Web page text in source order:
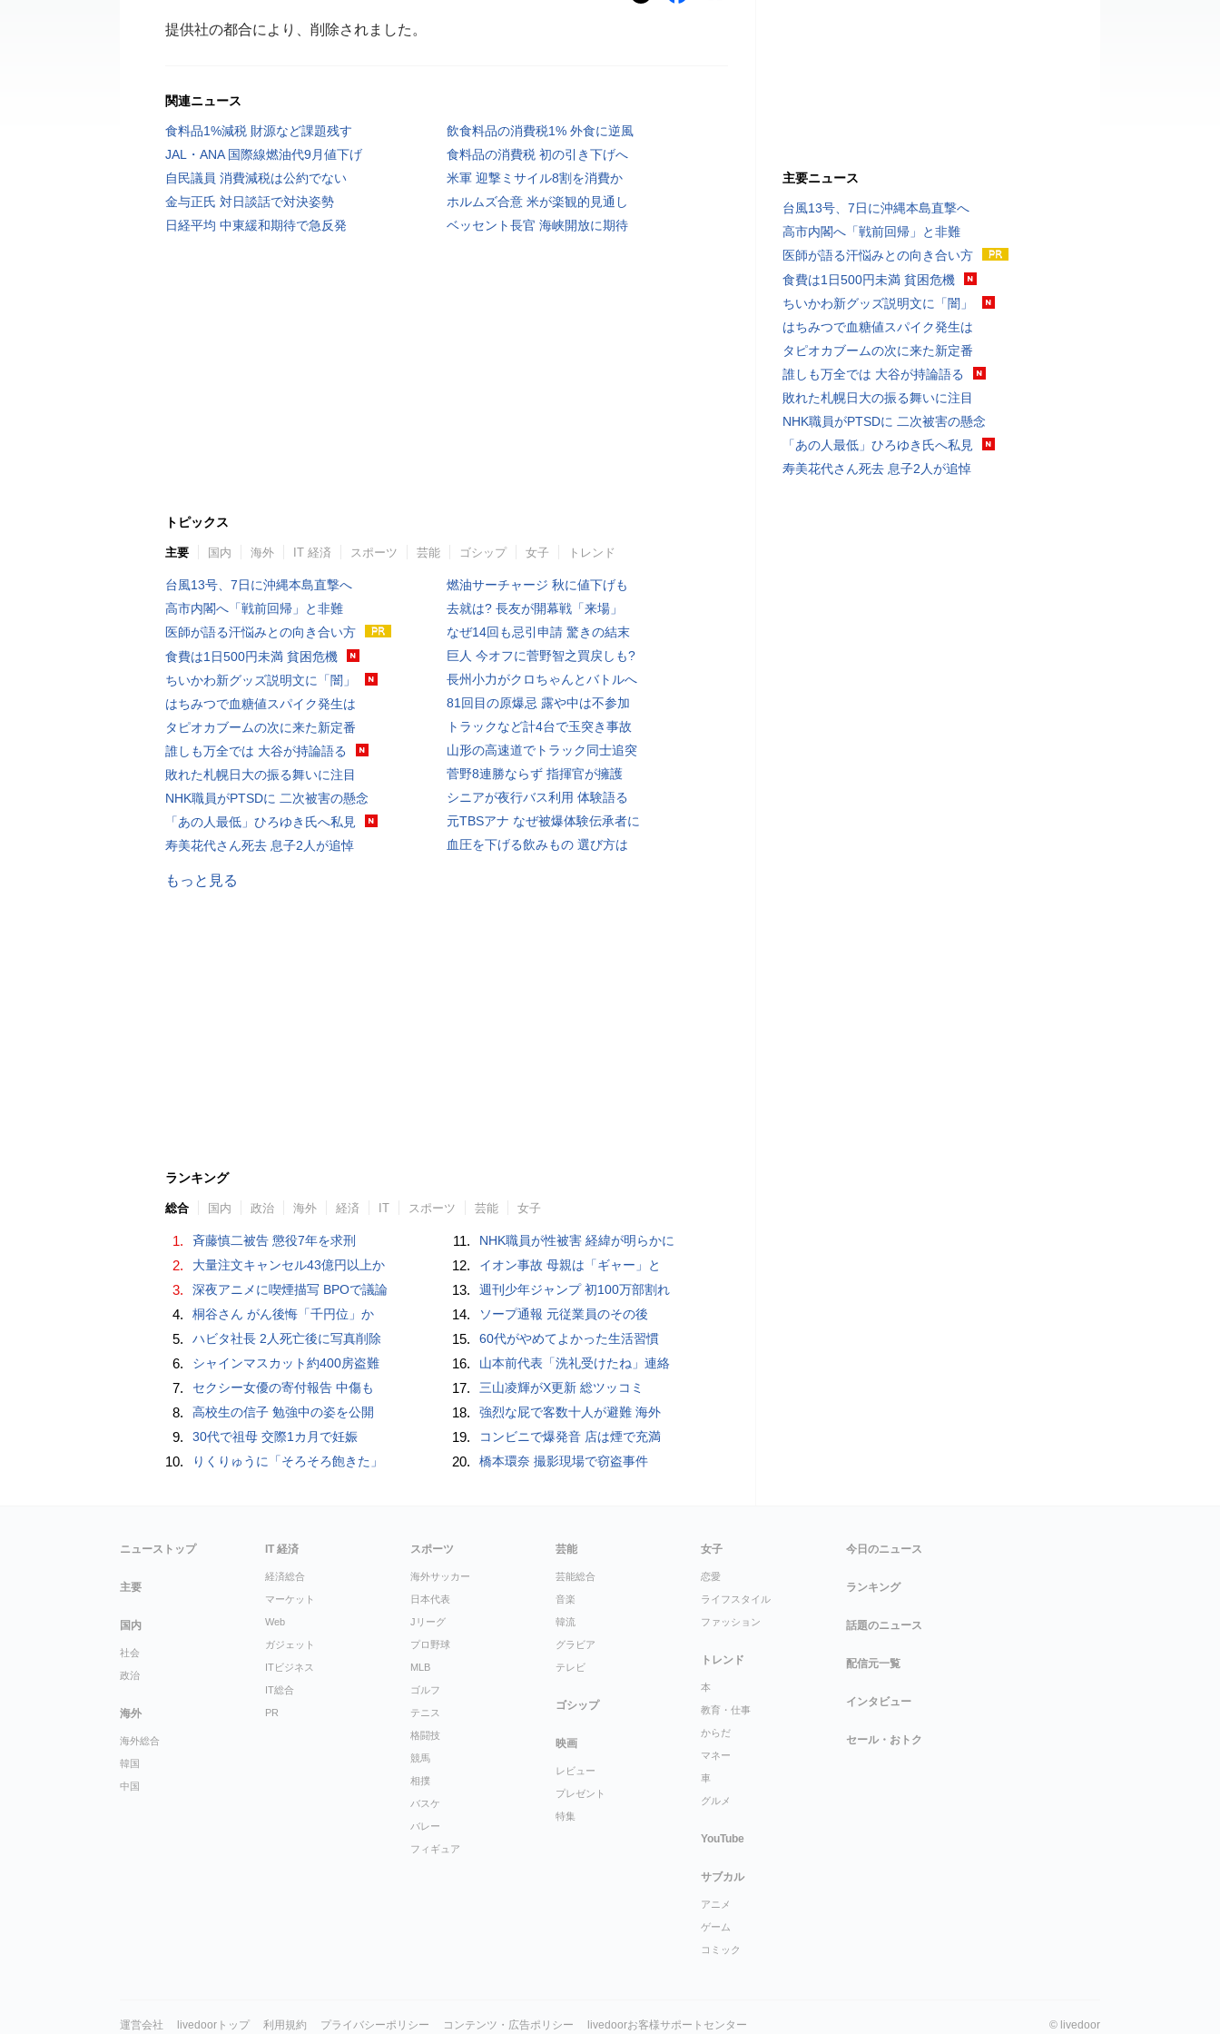
提供社の都合により、削除されました。
関連ニュース
食料品1%減税 財源など課題残す
飲食料品の消費税1% 外食に逆風
JAL・ANA 国際線燃油代9月値下げ
食料品の消費税 初の引き下げへ
自民議員 消費減税は公約でない
米軍 迎撃ミサイル8割を消費か
金与正氏 対日談話で対決姿勢
ホルムズ合意 米が楽観的見通し
日経平均 中東緩和期待で急反発
ベッセント長官 海峡開放に期待
トピックス
主要 国内 海外 IT 経済 スポーツ 芸能 ゴシップ 女子 トレンド
台風13号、7日に沖縄本島直撃へ
高市内閣へ「戦前回帰」と非難
医師が語る汗悩みとの向き合い方
食費は1日500円未満 貧困危機
ちいかわ新グッズ説明文に「闇」
はちみつで血糖値スパイク発生は
タピオカブームの次に来た新定番
誰しも万全では 大谷が持論語る
敗れた札幌日大の振る舞いに注目
NHK職員がPTSDに 二次被害の懸念
「あの人最低」ひろゆき氏へ私見
寿美花代さん死去 息子2人が追悼
燃油サーチャージ 秋に値下げも
去就は? 長友が開幕戦「来場」
なぜ14回も忌引申請 驚きの結末
巨人 今オフに菅野智之買戻しも?
長州小力がクロちゃんとバトルへ
81回目の原爆忌 露や中は不参加
トラックなど計4台で玉突き事故
山形の高速道でトラック同士追突
菅野8連勝ならず 指揮官が擁護
シニアが夜行バス利用 体験語る
元TBSアナ なぜ被爆体験伝承者に
血圧を下げる飲みもの 選び方は
もっと見る
ランキング
総合 国内 政治 海外 経済 IT スポーツ 芸能 女子
1. 斉藤慎二被告 懲役7年を求刑
2. 大量注文キャンセル43億円以上か
3. 深夜アニメに喫煙描写 BPOで議論
4. 桐谷さん がん後悔「千円位」か
5. ハビタ社長 2人死亡後に写真削除
6. シャインマスカット約400房盗難
7. セクシー女優の寄付報告 中傷も
8. 高校生の信子 勉強中の姿を公開
9. 30代で祖母 交際1カ月で妊娠
10. りくりゅうに「そろそろ飽きた」
11. NHK職員が性被害 経緯が明らかに
12. イオン事故 母親は「ギャー」と
13. 週刊少年ジャンプ 初100万部割れ
14. ソープ通報 元従業員のその後
15. 60代がやめてよかった生活習慣
16. 山本前代表「洗礼受けたね」連絡
17. 三山凌輝がX更新 総ツッコミ
18. 強烈な屁で客数十人が避難 海外
19. コンビニで爆発音 店は煙で充満
20. 橋本環奈 撮影現場で窃盗事件
主要ニュース
台風13号、7日に沖縄本島直撃へ
高市内閣へ「戦前回帰」と非難
医師が語る汗悩みとの向き合い方
食費は1日500円未満 貧困危機
ちいかわ新グッズ説明文に「闇」
はちみつで血糖値スパイク発生は
タピオカブームの次に来た新定番
誰しも万全では 大谷が持論語る
敗れた札幌日大の振る舞いに注目
NHK職員がPTSDに 二次被害の懸念
「あの人最低」ひろゆき氏へ私見
寿美花代さん死去 息子2人が追悼
ニューストップ
主要
国内
社会
政治
海外
海外総合
韓国
中国
IT 経済
経済総合
マーケット
Web
ガジェット
ITビジネス
IT総合
PR
スポーツ
海外サッカー
日本代表
Jリーグ
プロ野球
MLB
ゴルフ
テニス
格闘技
競馬
相撲
バスケ
バレー
フィギュア
芸能
芸能総合
音楽
韓流
グラビア
テレビ
ゴシップ
映画
レビュー
プレゼント
特集
女子
恋愛
ライフスタイル
ファッション
トレンド
本
教育・仕事
からだ
マネー
車
グルメ
YouTube
サブカル
アニメ
ゲーム
コミック
今日のニュース
ランキング
話題のニュース
配信元一覧
インタビュー
セール・おトク
運営会社 livedoorトップ 利用規約 プライバシーポリシー コンテンツ・広告ポリシー livedoorお客様サポートセンター © livedoor